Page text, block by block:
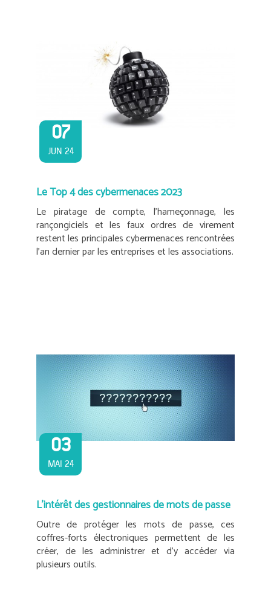
07
JUN 24
Le Top 4 des cybermenaces 2023
Le piratage de compte, l’hameçonnage, les
rançongiciels et les faux ordres de virement
restent les principales cybermenaces rencontrées
l’an dernier par les entreprises et les associations.
03
MAI 24
L’intérêt des gestionnaires de mots de passe
Outre de protéger les mots de passe, ces
coffres-forts électroniques permettent de les
créer, de les administrer et d’y accéder via
plusieurs outils.